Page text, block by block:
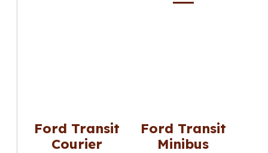
Ford Transit
Courier
Ford Transit
Minibus